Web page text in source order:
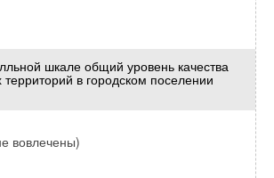
шкале общий уровень качества
территорий в городском поселении
вовлечены)